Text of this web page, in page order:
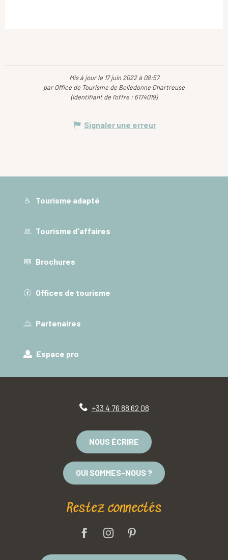
Mis à jour le 17 juin 2022 à 08:57
par Office de Tourisme de Belledonne Chartreuse
(Identifiant de l'offre : 6174019)
Signaler une erreur
Tourisme adapté
Tourisme d'affaires
Brochures
Offices de tourisme
Partenaires
Espace pro
+33 4 76 88 62 08
NOUS ÉCRIRE
QUI SOMMES-NOUS ?
Restez connectés